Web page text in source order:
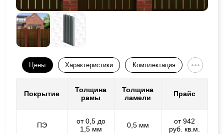
Цены Характеристики Комплектация
Покрытие
Толщина
рамы
Толщина
ламели
Прайс
ПЭ
от 0,5 до
1,5 мм
0,5 мм
от 942
руб. кв.м.